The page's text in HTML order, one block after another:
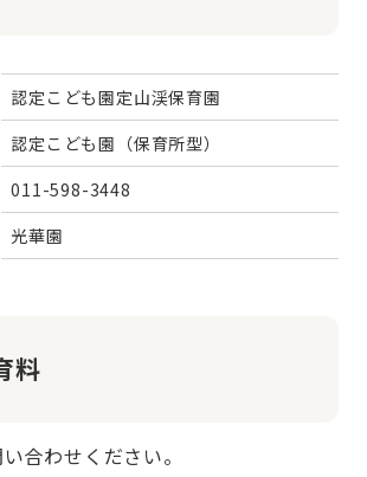
認定こども園定山渓保育園
認定こども園（保育所型）
011-598-3448
光華園
料
合わせください。